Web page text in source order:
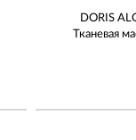
DORIS
Тканевая